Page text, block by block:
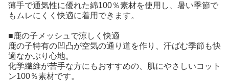
薄手で通気性に優れた綿100％素材を使用し、暑い季節で
もムレにくく快適に着用できます。
■鹿の子メッシュで涼しく快適
鹿の子特有の凹凸が空気の通り道を作り、汗ばむ季節も快
適なかぶり心地。
化学繊維が苦手な方にもおすすめの、肌にやさしいコット
ン100％素材です。